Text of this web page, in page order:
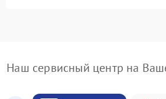
Наш сервисный центр на